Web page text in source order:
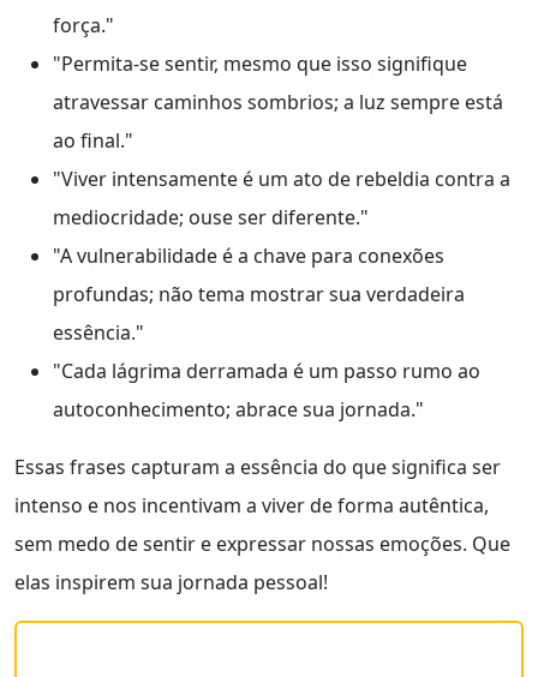
força."
"Permita-se sentir, mesmo que isso signifique
atravessar caminhos sombrios; a luz sempre está
ao final."
"Viver intensamente é um ato de rebeldia contra a
mediocridade; ouse ser diferente."
"A vulnerabilidade é a chave para conexões
profundas; não tema mostrar sua verdadeira
essência."
"Cada lágrima derramada é um passo rumo ao
autoconhecimento; abrace sua jornada."
Essas frases capturam a essência do que significa ser
intenso e nos incentivam a viver de forma autêntica,
sem medo de sentir e expressar nossas emoções. Que
elas inspirem sua jornada pessoal!